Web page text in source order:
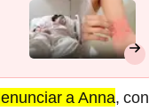
a Anna, con